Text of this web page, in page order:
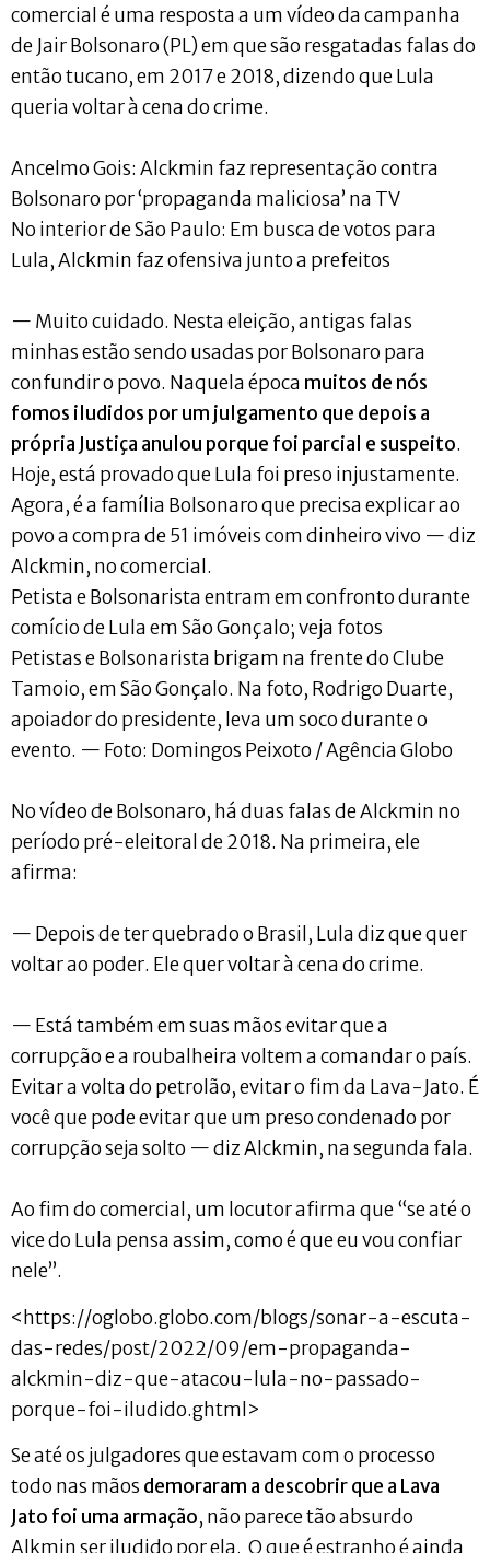
comercial é uma resposta a um vídeo da campanha
de Jair Bolsonaro (PL) em que são resgatadas falas do
então tucano, em 2017 e 2018, dizendo que Lula
queria voltar à cena do crime.
Ancelmo Gois: Alckmin faz representação contra
Bolsonaro por ‘propaganda maliciosa’ na TV
No interior de São Paulo: Em busca de votos para
Lula, Alckmin faz ofensiva junto a prefeitos
— Muito cuidado. Nesta eleição, antigas falas
minhas estão sendo usadas por Bolsonaro para
confundir o povo. Naquela época muitos de nós
fomos iludidos por um julgamento que depois a
própria Justiça anulou porque foi parcial e suspeito.
Hoje, está provado que Lula foi preso injustamente.
Agora, é a família Bolsonaro que precisa explicar ao
povo a compra de 51 imóveis com dinheiro vivo — diz
Alckmin, no comercial.
Petista e Bolsonarista entram em confronto durante
comício de Lula em São Gonçalo; veja fotos
Petistas e Bolsonarista brigam na frente do Clube
Tamoio, em São Gonçalo. Na foto, Rodrigo Duarte,
apoiador do presidente, leva um soco durante o
evento. — Foto: Domingos Peixoto / Agência Globo
No vídeo de Bolsonaro, há duas falas de Alckmin no
período pré-eleitoral de 2018. Na primeira, ele
afirma:
— Depois de ter quebrado o Brasil, Lula diz que quer
voltar ao poder. Ele quer voltar à cena do crime.
— Está também em suas mãos evitar que a
corrupção e a roubalheira voltem a comandar o país.
Evitar a volta do petrolão, evitar o fim da Lava-Jato. É
você que pode evitar que um preso condenado por
corrupção seja solto — diz Alckmin, na segunda fala.
Ao fim do comercial, um locutor afirma que “se até o
vice do Lula pensa assim, como é que eu vou confiar
nele”.
<https://oglobo.globo.com/blogs/sonar-a-escuta-
das-redes/post/2022/09/em-propaganda-
alckmin-diz-que-atacou-lula-no-passado-
porque-foi-iludido.ghtml>
Se até os julgadores que estavam com o processo
todo nas mãos demoraram a descobrir que a Lava
Jato foi uma armação, não parece tão absurdo
Alkmin ser iludido por ela. O que é estranho é ainda